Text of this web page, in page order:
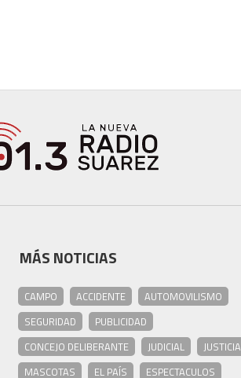
MÁS NOTICIAS
CAMPO ACCIDENTE
AUTOMOVILISMO
SEGURIDAD
PUBLICIDAD
CONCEJO DELIBERANTE
JUDICIAL
JUSTICIA
MASCOTAS
EL PAÍS ESPECTACULOS